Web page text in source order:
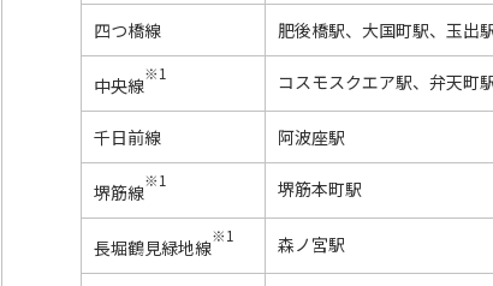
四つ橋線 肥後橋駅、大国町駅、玉出
中央線
※1 コスモスクエア駅、弁天町
千日前線 阿波座駅
堺筋線
※1 堺筋本町駅
長堀鶴見緑地線
※1 森ノ宮駅